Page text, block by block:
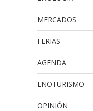
MERCADOS
FERIAS
AGENDA
ENOTURISMO
OPINIÓN